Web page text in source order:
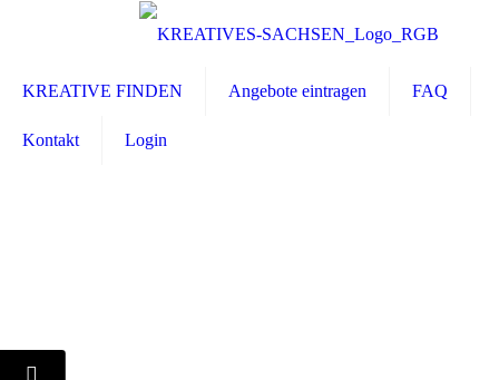
KREATIVE FINDEN Angebote eintragen FAQ
Kontakt Login